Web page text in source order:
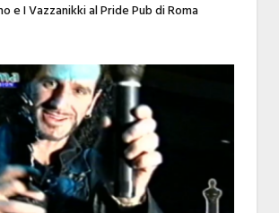
e I Vazzanikki al Pride Pub di Roma